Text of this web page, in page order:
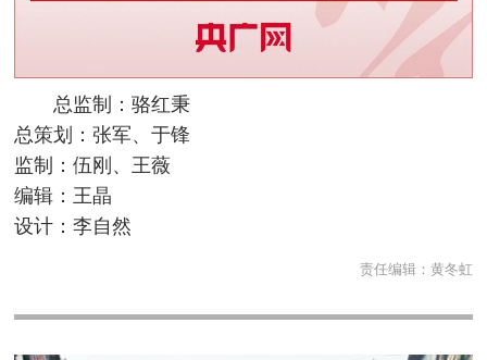
总监制：骆红秉
总策划：张军、于锋
监制：伍刚、王薇
编辑：王晶
设计：李自然
责任编辑： 黄冬虹